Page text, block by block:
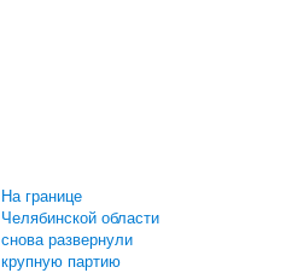
На границе
Челябинской области
снова развернули
крупную партию